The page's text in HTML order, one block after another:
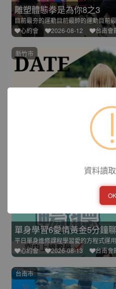
雕塑體態拳是為你8之3
目前最夯的運動目前最帥的運動目前
心約會
2026-08-12 台南會
是EAGLE還是LANGLE
春天會館精心規劃多元主題聯誼活動
新竹會館
新竹市
單身學習6愛情黃金5分鐘
平日單身進修課程學習愛的方程式運
心約會
2026-08-13 台南會
台南市
資料讀
OK